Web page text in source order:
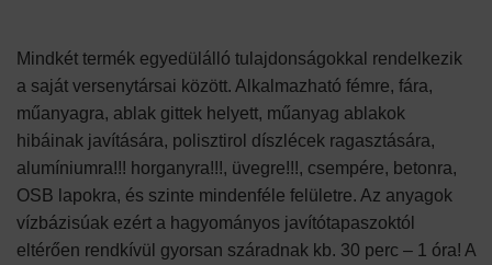
Mindkét termék egyedülálló tulajdonságokkal rendelkezik
a saját versenytársai között. Alkalmazható fémre, fára,
műanyagra, ablak gittek helyett, műanyag ablakok
hibáinak javítására, polisztirol díszlécek ragasztására,
alumíniumra!!! horganyra!!!, üvegre!!!, csempére, betonra,
OSB lapokra, és szinte mindenféle felületre. Az anyagok
vízbázisúak ezért a hagyományos javítótapaszoktól
eltérően rendkívül gyorsan száradnak kb. 30 perc – 1 óra! A